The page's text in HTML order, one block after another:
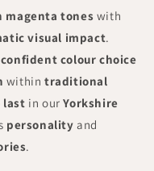
magenta tones with
visual impact.
confident colour choice
withintraditional
last in ourYorkshire
personality and
.